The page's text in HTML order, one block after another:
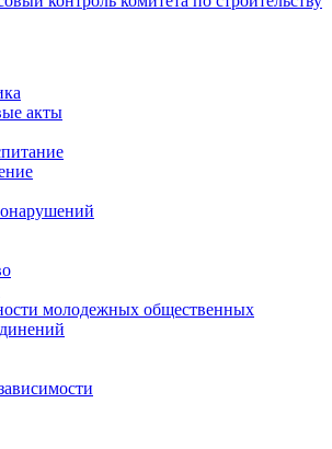
акты
молодежных общественных